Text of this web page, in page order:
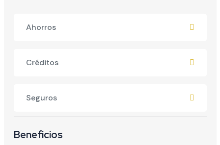
Ahorros
Créditos
Seguros
Beneficios